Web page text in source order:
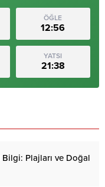
ÖĞLE
12:56
YATSI
21:38
Plajları ve Doğal